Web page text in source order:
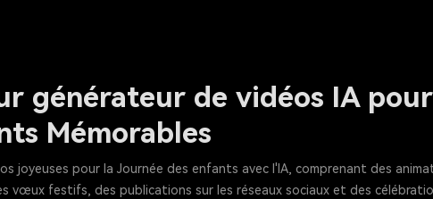
générateur de vidéos IA
Mémorables
joyeuses pour la Journée des enfants avec l'IA, comprenant des
vœux festifs, des publications sur les réseaux sociaux et des